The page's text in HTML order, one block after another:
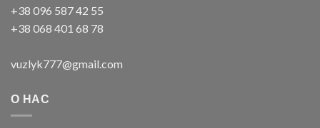
+38 096 587 42 55
+38 068 401 68 78
vuzlyk777@gmail.com
О НАС